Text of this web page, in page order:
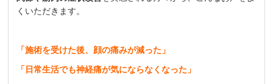
くいただきます。
「施術を受けた後、顔の痛みが減った」
「日常生活でも神経痛が気にならなくなった」